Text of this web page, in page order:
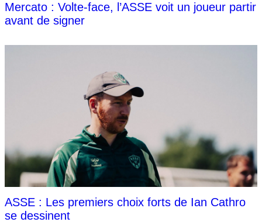
Mercato : Volte-face, l’ASSE voit un joueur partir
avant de signer
ASSE : Les premiers choix forts de Ian Cathro
se dessinent